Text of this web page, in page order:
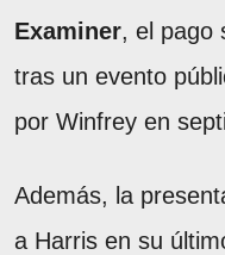
Examiner, el pago
tras un evento
por Winfrey en
Además, la
a Harris en su